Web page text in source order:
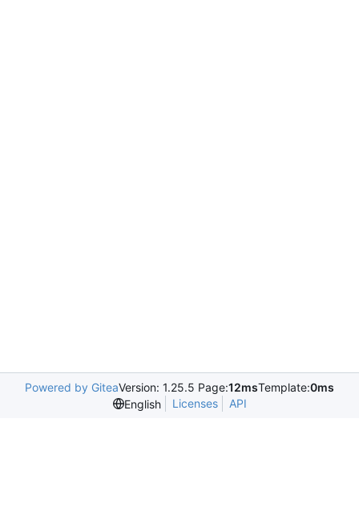
Powered by GiteaVersion: 1.25.5 Page:12msTemplate:0ms
English
Licenses API